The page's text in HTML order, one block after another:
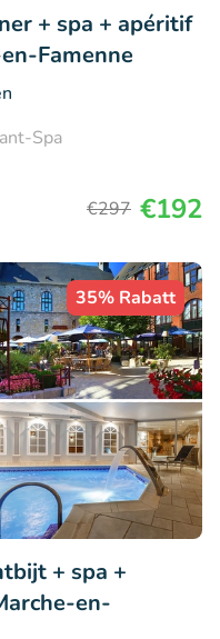
+ spa + apéritif
Famenne
Spa
€297 €192
35% Rabatt
+ spa +
en-